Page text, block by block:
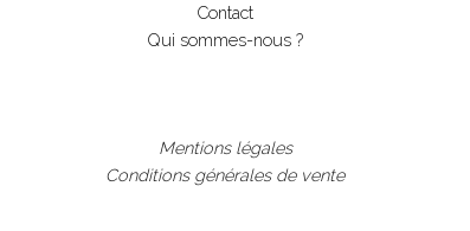
Contact
Qui sommes-nous ?
Mentions légales
Conditions générales de vente